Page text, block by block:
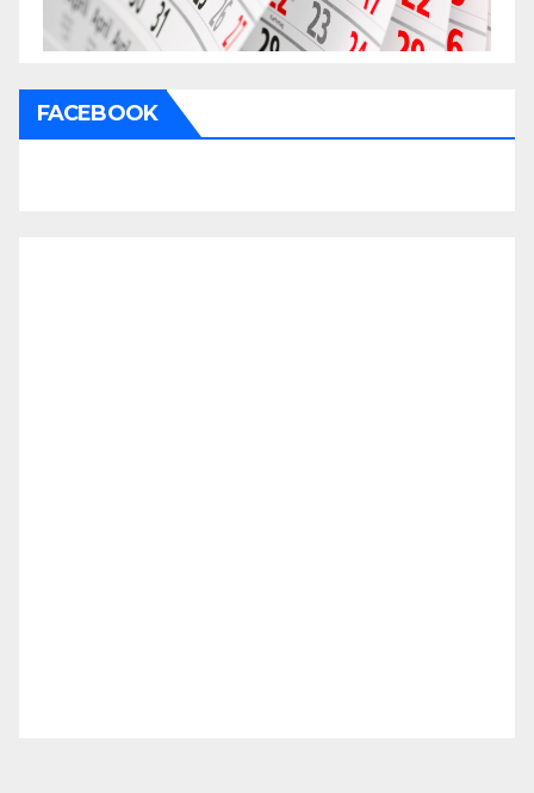
FACEBOOK